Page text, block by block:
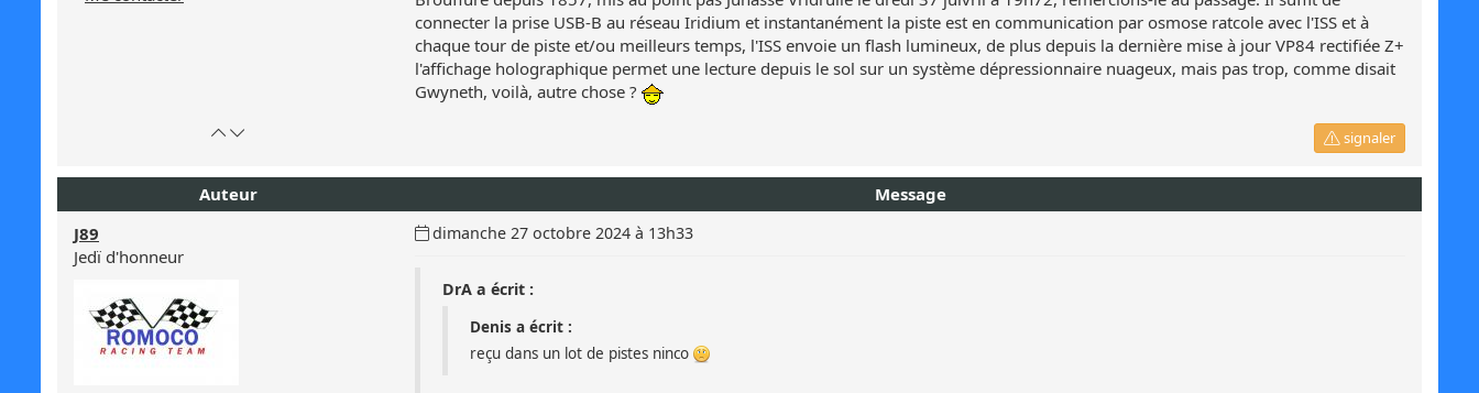
connecter la prise USB-B au réseau Iridium et instantanément la piste est en communication par osmose ratcole avec l'ISS et à
chaque tour de piste et/ou meilleurs temps, l'ISS envoie un flash lumineux, de plus depuis la dernière mise à jour VP84 rectifiée Z+
l'affichage holographique permet une lecture depuis le sol sur un système dépressionnaire nuageux, mais pas trop, comme disait
Gwyneth, voilà, autre chose ?
signaler
Retour
haut
de
Atteindre
bas
de
Auteur
Message
J89
Jedï d'honneur
Date
dimanche 27 octobre 2024 à 13h33
DrA a écrit :
Denis a écrit :
reçu dans un lot de pistes ninco